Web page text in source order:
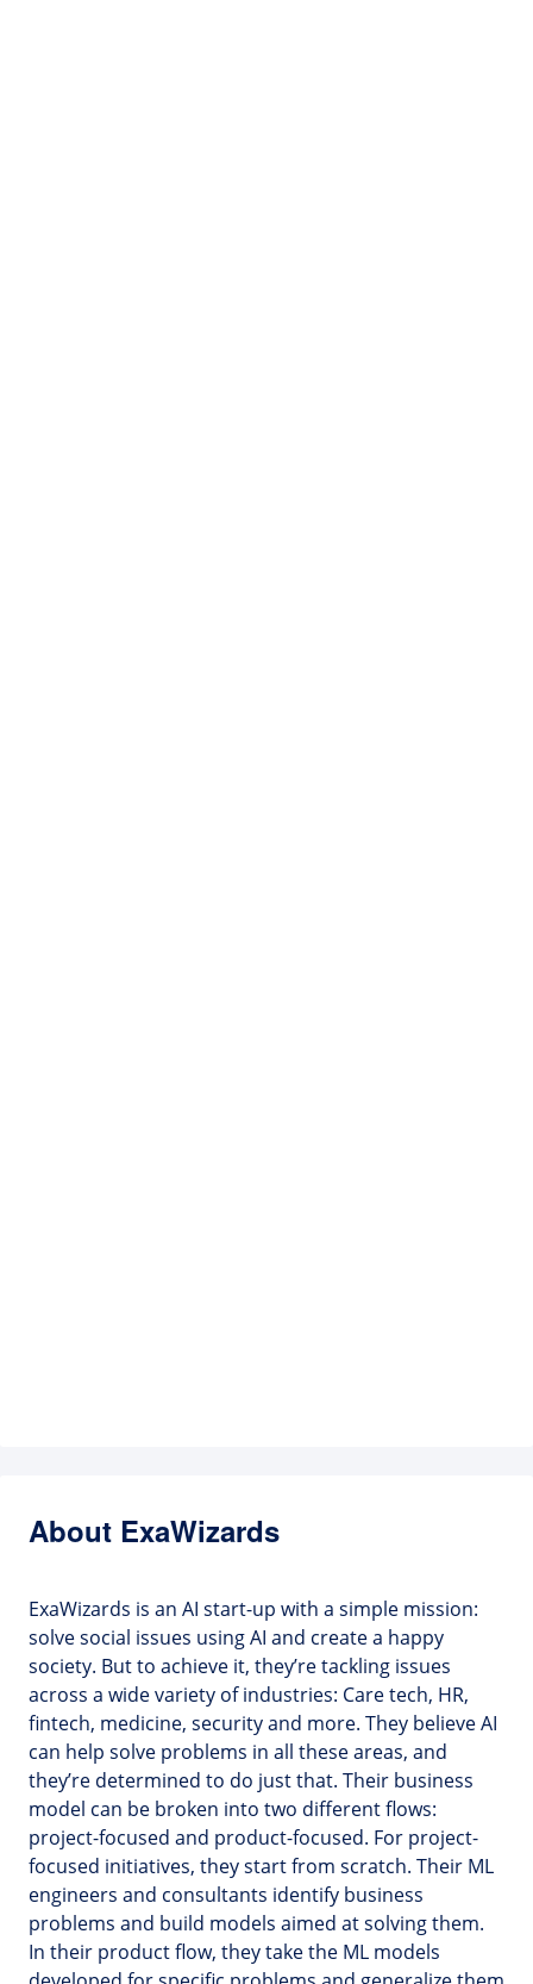
About ExaWizards
ExaWizards is an AI start-up with a simple mission:
solve social issues using AI and create a happy
society. But to achieve it, they’re tackling issues
across a wide variety of industries: Care tech, HR,
fintech, medicine, security and more. They believe AI
can help solve problems in all these areas, and
they’re determined to do just that. Their business
model can be broken into two different flows:
project-focused and product-focused. For project-
focused initiatives, they start from scratch. Their ML
engineers and consultants identify business
problems and build models aimed at solving them.
In their product flow, they take the ML models